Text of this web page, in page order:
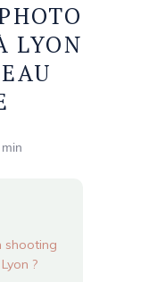
LYON
shooting
?